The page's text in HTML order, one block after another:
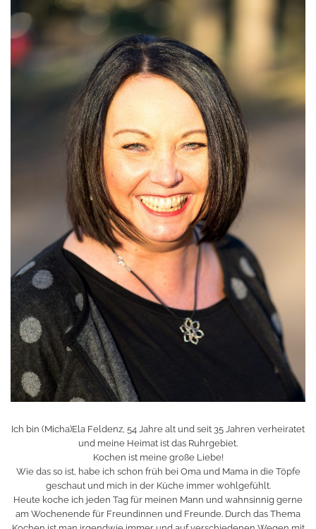
Ich bin (Micha)Ela Feldenz, 54 Jahre alt und seit 35 Jahren verheiratet
und meine Heimat ist das Ruhrgebiet.
Kochen ist meine große Liebe!
Wie das so ist, habe ich schon früh bei Oma und Mama in die Töpfe
geschaut und mich in der Küche immer wohlgefühlt.
Heute koche ich jeden Tag für meinen Mann und wahnsinnig gerne
am Wochenende für Freundinnen und Freunde. Durch das Thema